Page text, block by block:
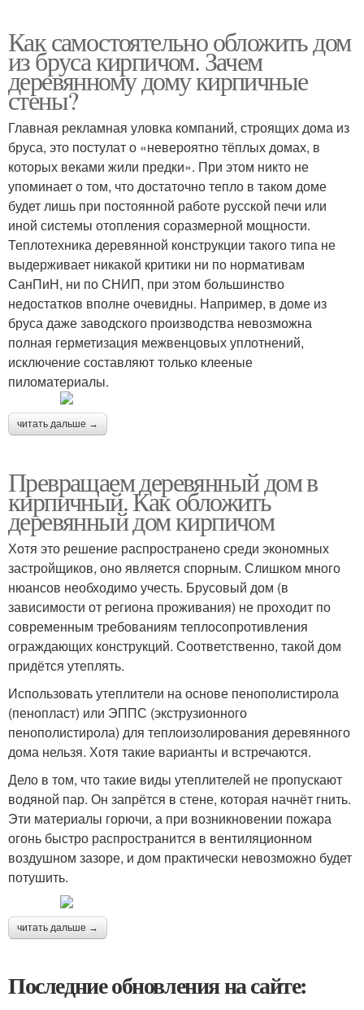
Как самостоятельно обложить дом
из бруса кирпичом. Зачем
деревянному дому кирпичные
стены?
Главная рекламная уловка компаний, строящих дома из
бруса, это постулат о «невероятно тёплых домах, в
которых веками жили предки». При этом никто не
упоминает о том, что достаточно тепло в таком доме
будет лишь при постоянной работе русской печи или
иной системы отопления соразмерной мощности.
Теплотехника деревянной конструкции такого типа не
выдерживает никакой критики ни по нормативам
СанПиН, ни по СНИП, при этом большинство
недостатков вполне очевидны. Например, в доме из
бруса даже заводского производства невозможна
полная герметизация межвенцовых уплотнений,
исключение составляют только клееные
пиломатериалы.
читать дальше →
Превращаем деревянный дом в
кирпичный. Как обложить
деревянный дом кирпичом
Хотя это решение распространено среди экономных
застройщиков, оно является спорным. Слишком много
нюансов необходимо учесть. Брусовый дом (в
зависимости от региона проживания) не проходит по
современным требованиям теплосопротивления
ограждающих конструкций. Соответственно, такой дом
придётся утеплять.
Использовать утеплители на основе пенополистирола
(пенопласт) или ЭППС (экструзионного
пенополистирола) для теплоизолирования деревянного
дома нельзя. Хотя такие варианты и встречаются.
Дело в том, что такие виды утеплителей не пропускают
водяной пар. Он запрётся в стене, которая начнёт гнить.
Эти материалы горючи, а при возникновении пожара
огонь быстро распространится в вентиляционном
воздушном зазоре, и дом практически невозможно будет
потушить.
читать дальше →
Последние обновления на сайте: